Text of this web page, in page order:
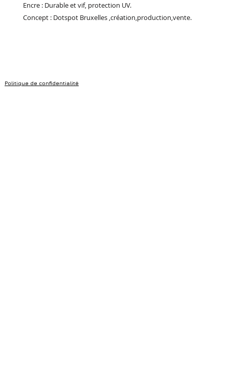
Encre : Durable et vif, protection UV.
Concept : Dotspot Bruxelles ,création,production,vente.
Politique de confidentialité